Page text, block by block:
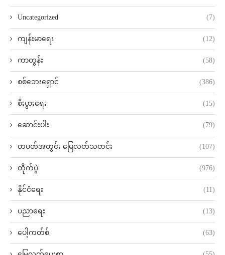
Uncategorized (7)
ကျန်းမာရေး (12)
ကာတွန်း (58)
စစ်ဘေးရှောင် (386)
စီးပွားရေး (15)
ဆောင်းပါး (79)
တပတ်အတွင်း မြေလတ်သတင်း (107)
တိုက်ပွဲ (976)
နိုင်ငံရေး (11)
ပညာရေး (13)
ပေါ့ကတ်စ် (63)